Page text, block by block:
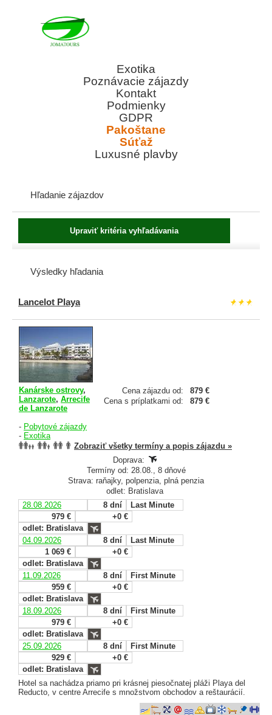
Exotika
Poznávacie zájazdy
Kontakt
Podmienky
GDPR
Pakoštane
Súťaž
Luxusné plavby
Hľadanie zájazdov
Výsledky hľadania
Lancelot Playa
Cena zájazdu od:
879 €
Cena s príplatkami od:
879 €
Kanárske ostrovy,
Lanzarote, Arrecife
de Lanzarote
- Pobytové zájazdy
- Exotika
Zobraziť všetky termíny a popis zájazdu »
Doprava:
Termíny od: 28.08., 8 dňové
Strava: raňajky, polpenzia, plná penzia
odlet: Bratislava
28.08.2026
8 dní
Last Minute
979 €
+0 €
odlet: Bratislava
04.09.2026
8 dní
Last Minute
1 069 €
+0 €
odlet: Bratislava
11.09.2026
8 dní
First Minute
959 €
+0 €
odlet: Bratislava
18.09.2026
8 dní
First Minute
979 €
+0 €
odlet: Bratislava
25.09.2026
8 dní
First Minute
929 €
+0 €
odlet: Bratislava
Hotel sa nachádza priamo pri krásnej piesočnatej pláži Playa del
Reducto, v centre Arrecife s množstvom obchodov a reštaurácií.